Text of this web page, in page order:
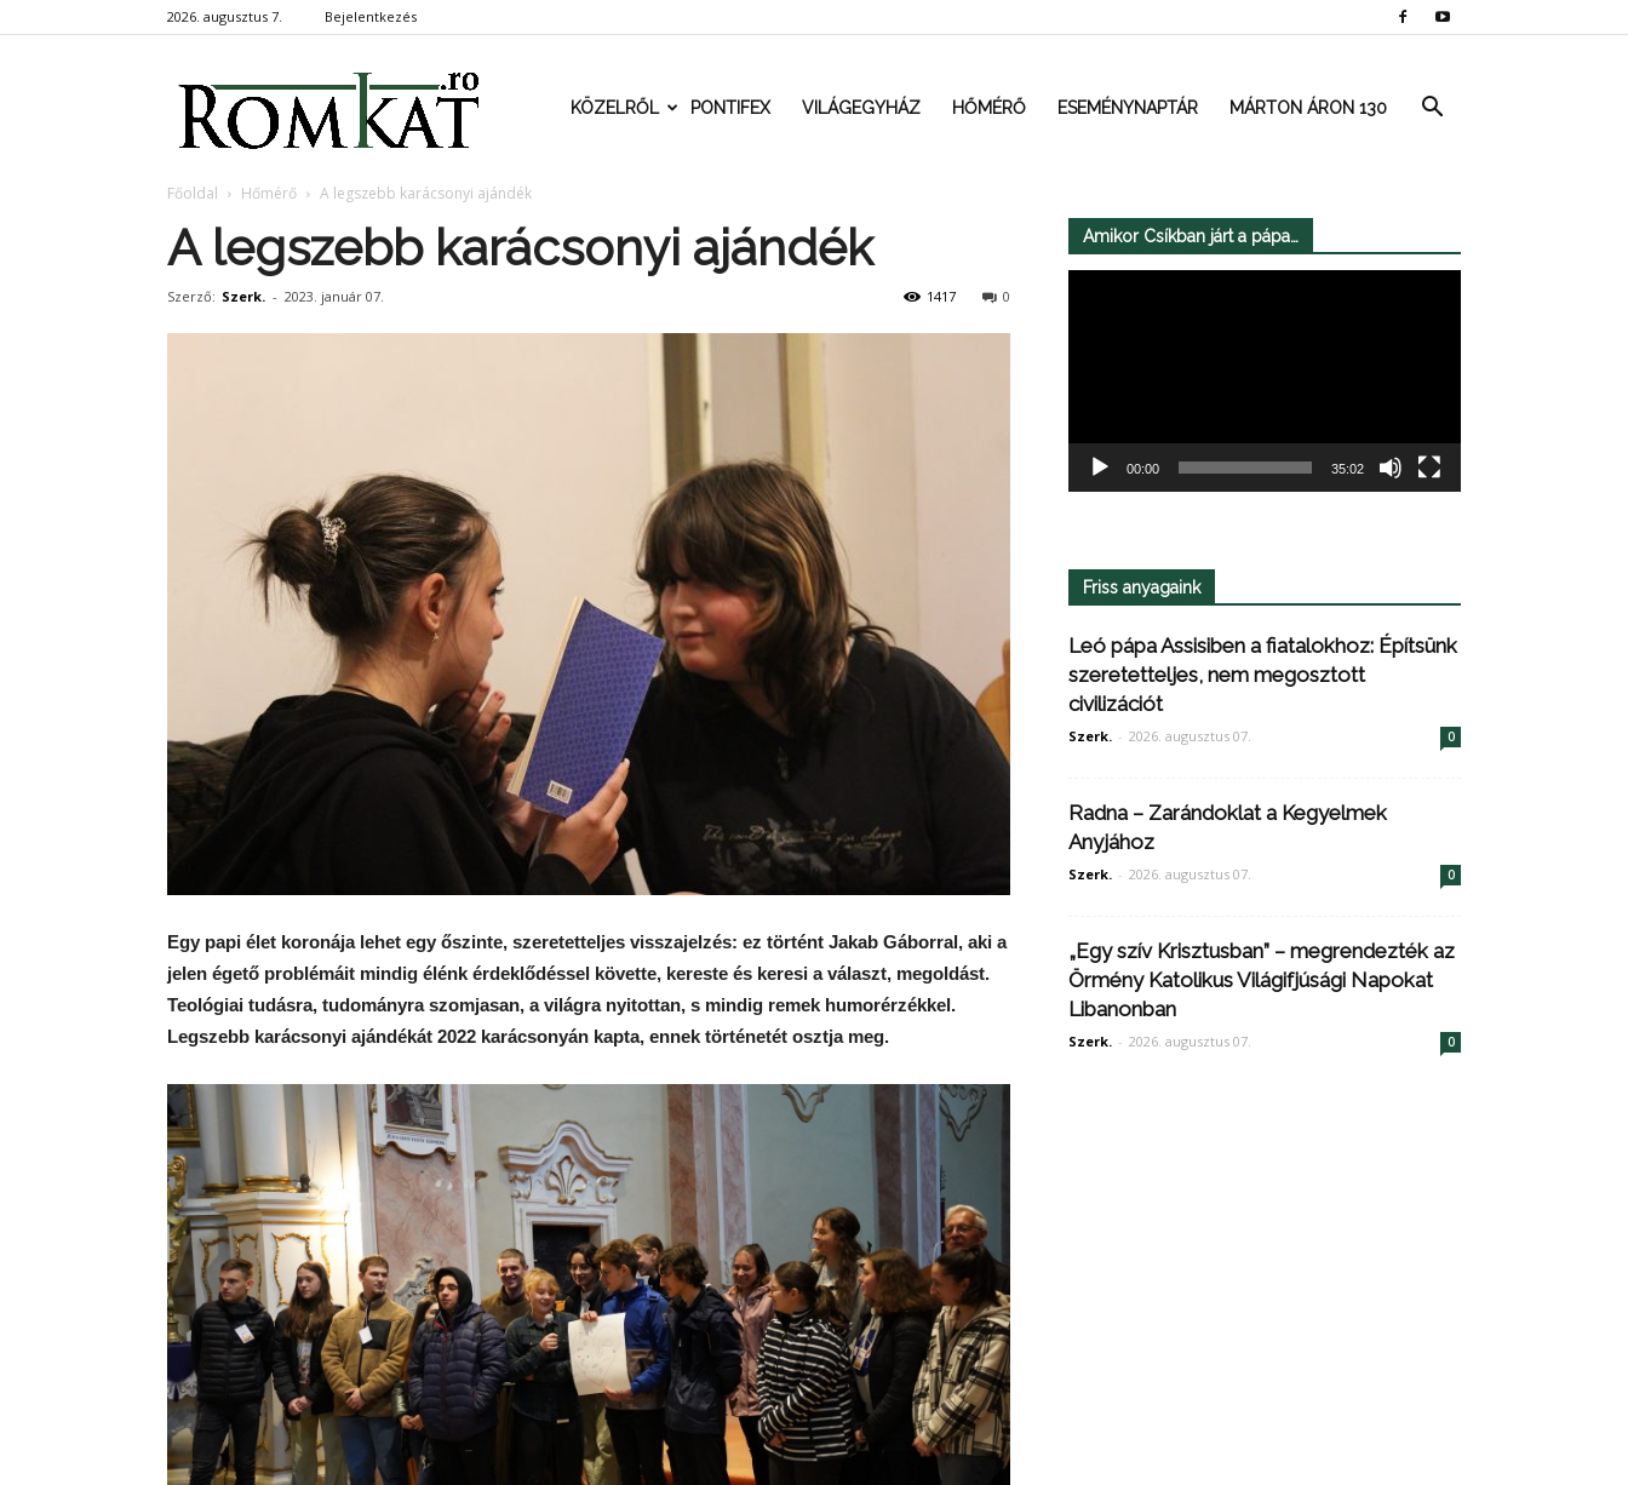
2026. augusztus 7. Bejelentkezés
RomKat.roKÖZELRŐL PONTIFEX VILÁGEGYHÁZ HŐMÉRŐ ESEMÉNYNAPTÁR MÁRTON ÁRON 130
Főoldal Hőmérő A legszebb karácsonyi ajándék
A legszebb karácsonyi ajándék
Szerző: Szerk. - 2023. január 07. 0
1417
Egy papi élet koronája lehet egy őszinte, szeretetteljes visszajelzés: ez történt Jakab Gáborral, aki a
jelen égető problémáit mindig élénk érdeklődéssel követte, kereste és keresi a választ, megoldást.
Teológiai tudásra, tudományra szomjasan, a világra nyitottan, s mindig remek humorérzékkel.
Legszebb karácsonyi ajándékát 2022 karácsonyán kapta, ennek történetét osztja meg.
Amikor Csíkban járt a pápa…
00:00 35:02
Friss anyagaink
Leó pápa Assisiben a fiatalokhoz: Építsünk
szeretetteljes, nem megosztott
civilizációt
Szerk. - 2026. augusztus 07. 0
Radna – Zarándoklat a Kegyelmek
Anyjához
Szerk. - 2026. augusztus 07. 0
„Egy szív Krisztusban” – megrendezték az
Örmény Katolikus Világifjúsági Napokat
Libanonban
Szerk. - 2026. augusztus 07. 0